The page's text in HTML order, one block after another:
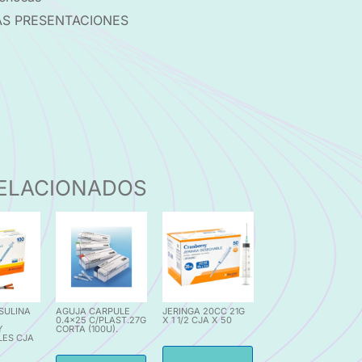
PRESENTACIONES
CJA
AGUJA CARPULE
0.4×25 C/PLAST.27G
CORTA (100U).
JERINGA 20CC 21G
X 1 1/2 CJA X 50